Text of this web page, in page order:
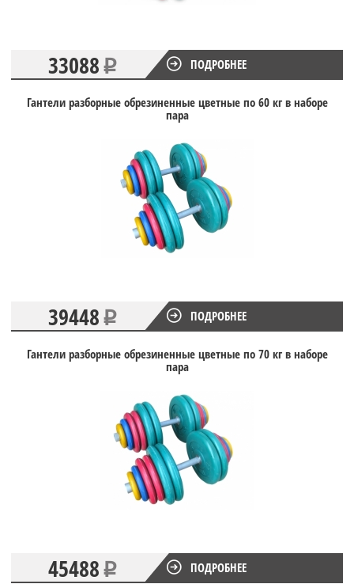
33088 ПОДРОБНЕЕ
Гантели разборные обрезиненные цветные по 60 кг в наборе
пара
39448 ПОДРОБНЕЕ
Гантели разборные обрезиненные цветные по 70 кг в наборе
пара
45488 ПОДРОБНЕЕ